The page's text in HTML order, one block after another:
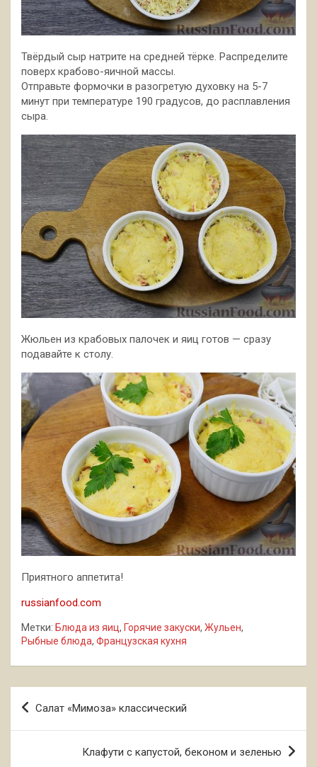
Твёрдый сыр натрите на средней тёрке. Распределите
поверх крабово-яичной массы.
Отправьте формочки в разогретую духовку на 5-7
минут при температуре 190 градусов, до расплавления
сыра.
Жюльен из крабовых палочек и яиц готов — сразу
подавайте к столу.
Приятного аппетита!
russianfood.com
Метки: Блюда из яиц, Горячие закуски, Жульен,
Рыбные блюда, Французская кухня
Навигация
по
Салат «Мимоза» классический
Клафути с капустой, беконом и зеленью